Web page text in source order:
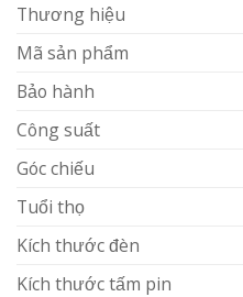
Thương hiệu
Mã sản phẩm
Bảo hành
Công suất
Góc chiếu
Tuổi thọ
Kích thước đèn
Kích thước tấm pin